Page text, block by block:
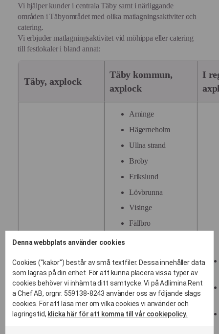
Vi hjälper kunder i centrala Täby samt i närliggande
områden i Täbyområdet med olika matlagningsaktiviter och
catering.
Vi erbjuder matlagningsaktivitet vid möhippa eller catering
till festlokaler i bland annat:
Täby, axplock
Täby kommun,
axplock
I
Täby Centrum
Grindtorp
Näsbydal
Täby park
Åkerby
Arninge
Hägerneholm
Ullna strand
Broby
Erikslund
Lövbrunna
Visinge
Fällbro
Hägernäs strand
Karby
Löttinge
Löttingelund
Denna webbplats använder cookies
Cookies ("kakor") består av små textfiler. Dessa innehåller data
som lagras på din enhet. För att kunna placera vissa typer av
cookies behöver vi inhämta ditt samtycke. Vi på Adlimina Rent
a Chef AB, orgnr. 559138-8243 använder oss av följande slags
cookies. För att läsa mer om vilka cookies vi använder och
lagringstid, klicka här för att komma till vår cookiepolicy.